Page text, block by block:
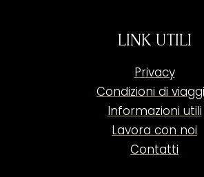
LINK UTILI
Privacy
Condizioni di
Informazioni utili
Lavora con noi
Contatti